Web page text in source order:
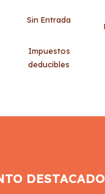
Sin Entrada
Impuestos
deducibles
DESTACADO